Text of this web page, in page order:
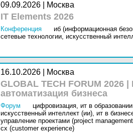
09.09.2026 | Москва
IT Elements 2026
Конференция
иб (информационная
сетевые технологии, искусственный
16.10.2026 | Москва
GLOBAL TECH FORUM
автоматизация бизнеса
Форум цифровизация, ит в
искусственный интеллект (ии), ит в
управление проектами (project
cx (customer experience)